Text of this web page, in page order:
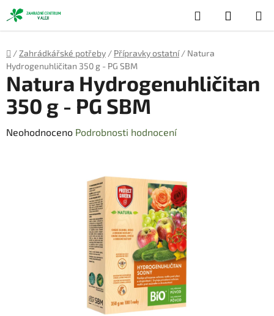
Přejít
na
obsah
Hledat
KOŠÍK
Domů
/ Zahrádkářské potřeby / Přípravky ostatní / Natura
Hydrogenuhličitan 350 g - PG SBM
Natura Hydrogenuhličitan
350 g - PG SBM
Průměrné
Neohodnoceno Podrobnosti hodnocení